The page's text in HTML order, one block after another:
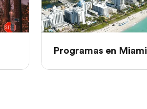
Programas en Miami